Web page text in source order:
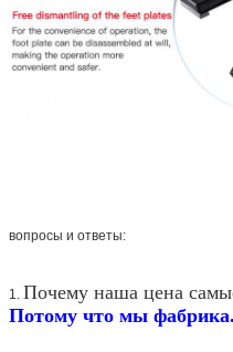
вопросы и ответы:
1. Почему наша цена
Потому что мы фабрика.